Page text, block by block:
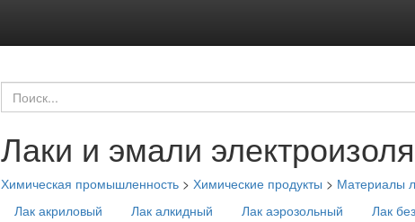
Лаки и эмали
Химическая промышленность > Химические продукты > Материалы
Лак акриловый
Лак алкидный Лак аэрозольный Лак